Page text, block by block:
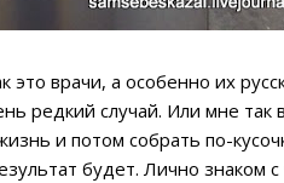
это врачи, а особенно их
редкий случай. Или мне
и потом собрать по-
будет. Лично знаком